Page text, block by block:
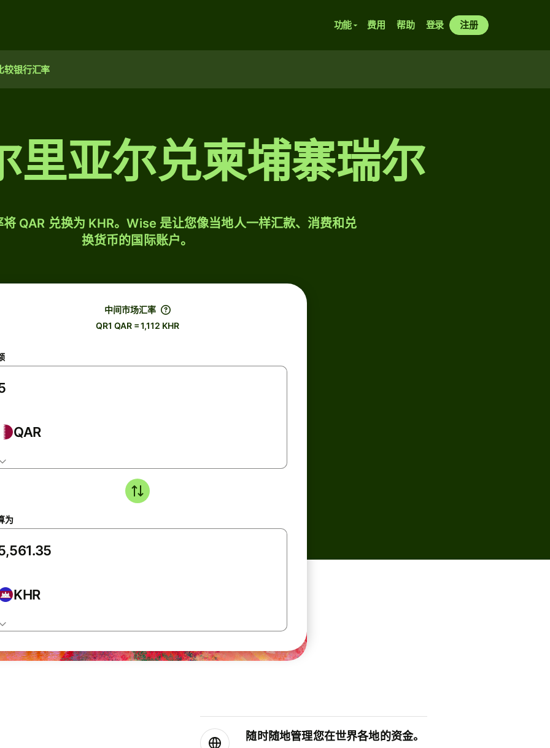
功能 费用 帮助 登录 注册
较银行汇率
里亚尔兑柬埔寨瑞尔
QAR 兑换为 KHR。Wise 是让您像当地人一样汇款、消费和兑
换货币的国际账户。
中间市场汇率
QR1 QAR = 1,112 KHR
QAR
为
KHR
随时随地管理您在世界各地的资金。